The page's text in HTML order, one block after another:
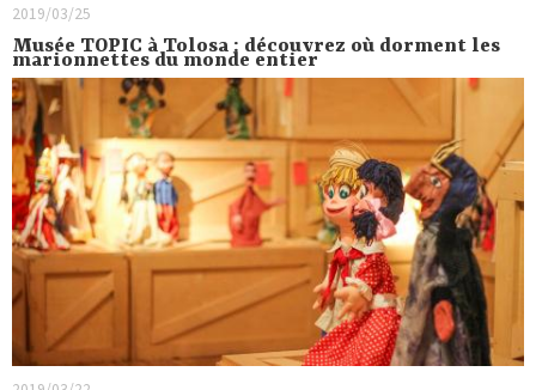
2019/03/25
Musée TOPIC à Tolosa : découvrez où dorment les
marionnettes du monde entier